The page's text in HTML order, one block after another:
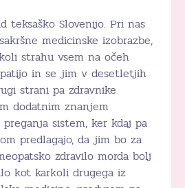
teksaško Slovenijo. Pri nas
medicinske izobrazbe,
strahu vsem na očeh
in se jim v desetletjih
strani pa zdravnike
dodatnim znanjem
sistem, ker kdaj pa
predlagajo, da jim bo za
zdravilo morda bolj
kot karkoli drugega iz